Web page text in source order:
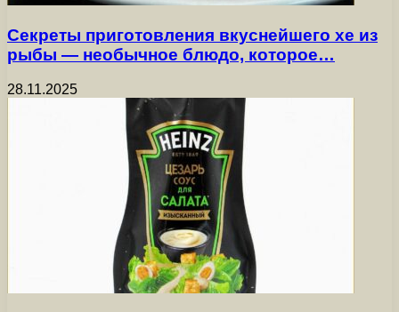
Секреты приготовления вкуснейшего хе из
рыбы — необычное блюдо, которое…
28.11.2025